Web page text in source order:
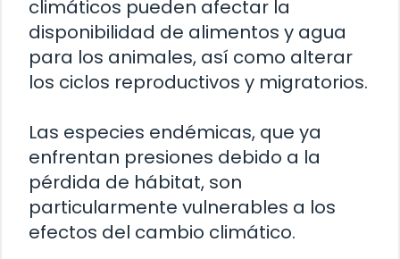
climáticos pueden afectar la
disponibilidad de alimentos y agua
para los animales, así como alterar
los ciclos reproductivos y migratorios.
Las especies endémicas, que ya
enfrentan presiones debido a la
pérdida de hábitat, son
particularmente vulnerables a los
efectos del cambio climático.